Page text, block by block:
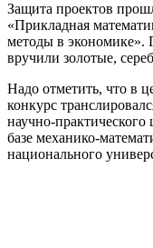
Защита проектов
«Прикладная
методы в экономике».
вручили золотые,
Надо отметить, что в
конкурс
научно-
базе механико-
национального